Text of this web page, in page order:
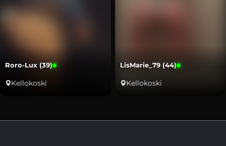
Roro-Lux (39)
Kellokoski
LisMarie_79 (44)
Kellokoski